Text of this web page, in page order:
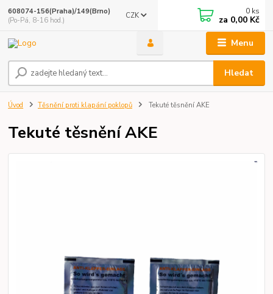
Menu
CZK
Hledat
608074-156(Praha)/149(Brno)
(Po-Pá, 8-16 hod.)
0 ks
za 0,00 Kč
Úvod Těsnění proti klapání poklopů Tekuté těsnění AKE
Tekuté těsnění AKE